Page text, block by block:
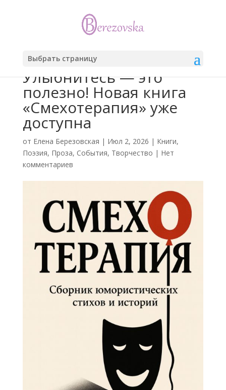
Выбрать страницу
Улыбнитесь — это
полезно! Новая книга
«Смехотерапия» уже
доступна
от Елена Березовская | Июл 2, 2026 | Книги,
Поэзия, Проза, События, Творчество | Нет
комментариев